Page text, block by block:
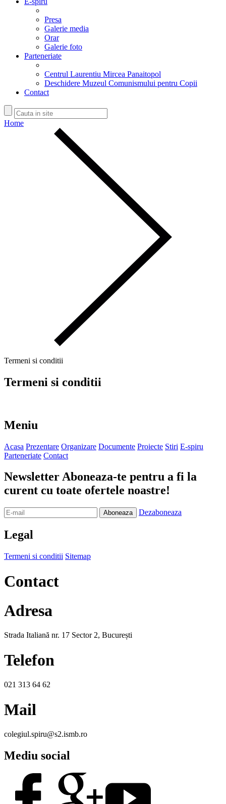
Presa
Galerie media
Orar
Galerie foto
Parteneriate
Centrul Laurentiu Mircea Panaitopol
Deschidere Muzeul Comunismului pentru Copii
Contact
Home
Termeni si conditii
Termeni si conditii
Meniu
Acasa Prezentare Organizare Documente Proiecte Stiri E-spiru
Parteneriate Contact
NewsletterAboneaza-te pentru a fi la
curent cu toate ofertele noastre!
Dezaboneaza
Legal
Termeni si conditii Sitemap
Contact
Adresa
Strada Italiană nr. 17 Sector 2, București
Telefon
021 313 64 62
Mail
colegiul.spiru@s2.ismb.ro
Mediu social